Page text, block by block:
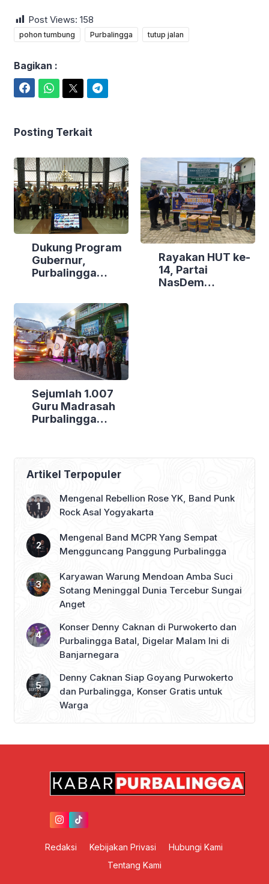
Post Views: 158
pohon tumbung Purbalingga tutup jalan
Bagikan :
Posting Terkait
Dukung Program
Gubernur,
Purbalingga
Kecamatan
Berdaya
Rayakan HUT ke-
14, Partai
NasDem
Sejumlah 1.007
Guru Madrasah
Purbalingga
Purbalingga Beri
Dukungan Penuh
Artikel Terpopuler
Mengenal Rebellion Rose YK, Band Punk
Rock Asal Yogyakarta
Mengenal Band MCPR Yang Sempat
Mengguncang Panggung Purbalingga
Karyawan Warung Mendoan Amba Suci
Sotang Meninggal Dunia Tercebur Sungai
Anget
Konser Denny Caknan di Purwokerto dan
Purbalingga Batal, Digelar Malam Ini di
Banjarnegara
Denny Caknan Siap Goyang Purwokerto
dan Purbalingga, Konser Gratis untuk
Warga
Redaksi Kebijakan Privasi
Hubungi Kami
Tentang Kami